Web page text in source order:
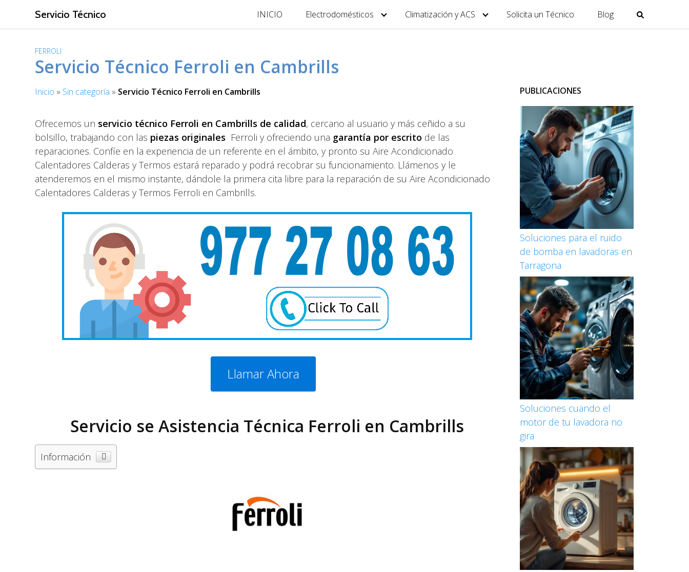
l
Servicio Técnico INICIO Electrodomésticos Climatización y ACS Solicita un Técnico Blog
FERROLI
Servicio Técnico Ferroli en Cambrills
Inicio » Sin categoría » Servicio Técnico Ferroli en Cambrills
Ofrecemos un servicio técnico Ferroli en Cambrills de calidad, cercano al usuario y más ceñido a su
bolsillo, trabajando con las piezas originales Ferroli y ofreciendo una garantía por escrito de las
reparaciones. Confíe en la experiencia de un referente en el ámbito, y pronto su Aire Acondicionado
Calentadores Calderas y Termos estará reparado y podrá recobrar su funcionamiento. Llámenos y le
atenderemos en el mismo instante, dándole la primera cita libre para la reparación de su Aire Acondicionado
Calentadores Calderas y Termos Ferroli en Cambrills.
Llamar Ahora
Servicio se Asistencia Técnica Ferroli en Cambrills
Información
PUBLICACIONES
Soluciones para el ruido
de bomba en lavadoras en
Tarragona
Soluciones cuando el
motor de tu lavadora no
gira